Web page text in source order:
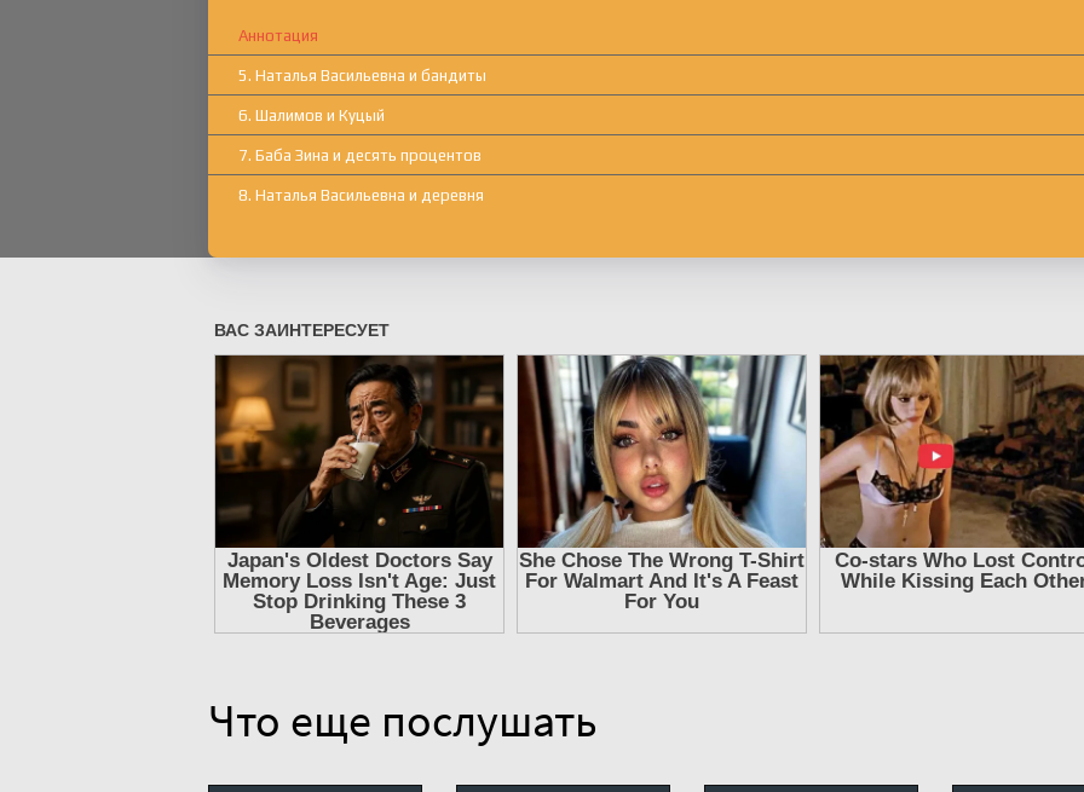
Аннотация
5. Наталья Васильевна и бандиты
6. Шалимов и Куцый
7. Баба Зина и десять процентов
8. Наталья Васильевна и деревня
Что еще послушать